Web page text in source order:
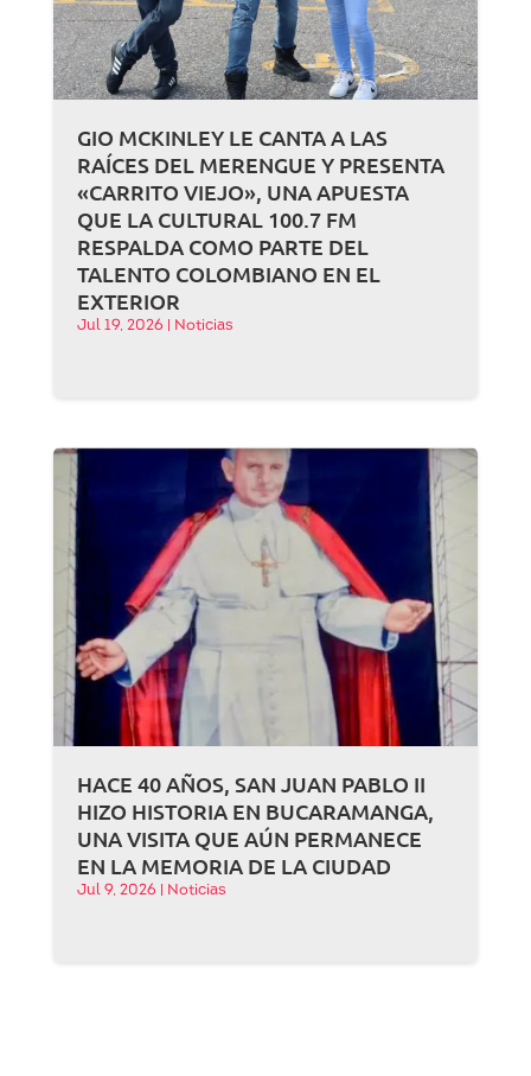
GIO MCKINLEY LE CANTA A LAS
RAÍCES DEL MERENGUE Y PRESENTA
«CARRITO VIEJO», UNA APUESTA
QUE LA CULTURAL 100.7 FM
RESPALDA COMO PARTE DEL
TALENTO COLOMBIANO EN EL
EXTERIOR
Jul 19, 2026 Noticias
HACE 40 AÑOS, SAN JUAN PABLO II
HIZO HISTORIA EN BUCARAMANGA,
UNA VISITA QUE AÚN PERMANECE
EN LA MEMORIA DE LA CIUDAD
Jul 9, 2026 Noticias